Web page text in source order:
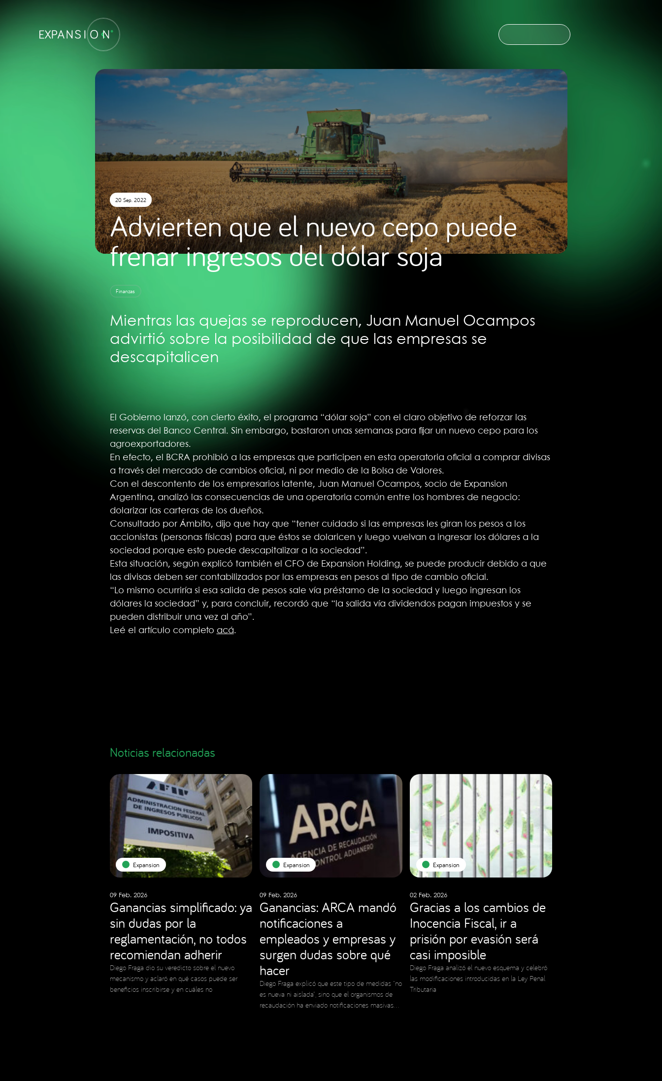
NOTICIAS ESPAÑOL
20 Sep. 2022
Advierten que el nuevo cepo puede
frenar ingresos del dólar soja
Finanzas
Mientras las quejas se reproducen, Juan Manuel Ocampos
advirtió sobre la posibilidad de que las empresas se
descapitalicen
El Gobierno lanzó, con cierto éxito, el programa “dólar soja” con el claro objetivo de reforzar las
reservas del Banco Central. Sin embargo, bastaron unas semanas para fijar un nuevo cepo para los
agroexportadores.
En efecto, el BCRA prohibió a las empresas que participen en esta operatoria oficial a comprar divisas
a través del mercado de cambios oficial, ni por medio de la Bolsa de Valores.
Con el descontento de los empresarios latente, Juan Manuel Ocampos, socio de Expansion
Argentina, analizó las consecuencias de una operatoria común entre los hombres de negocio:
dolarizar las carteras de los dueños.
Consultado por Ámbito, dijo que hay que “tener cuidado si las empresas les giran los pesos a los
accionistas (personas físicas) para que éstos se dolaricen y luego vuelvan a ingresar los dólares a la
sociedad porque esto puede descapitalizar a la sociedad”.
Esta situación, según explicó también el CFO de Expansion Holding, se puede producir debido a que
las divisas deben ser contabilizados por las empresas en pesos al tipo de cambio oficial.
“Lo mismo ocurriría si esa salida de pesos sale vía préstamo de la sociedad y luego ingresan los
dólares la sociedad” y, para concluir, recordó que “la salida vía dividendos pagan impuestos y se
pueden distribuir una vez al año”.
Leé el artículo completo acá.
Noticias relacionadas
Expansion
09 Feb. 2026
Ganancias simplificado: ya
sin dudas por la
reglamentación, no todos
recomiendan adherir
Diego Fraga dio su veredicto sobre el nuevo
mecanismo y aclaró en qué casos puede ser
beneficios inscribirse y en cuáles no
Expansion
09 Feb. 2026
Ganancias: ARCA mandó
notificaciones a
empleados y empresas y
surgen dudas sobre qué
hacer
Diego Fraga explicó que este tipo de medidas “no
es nueva ni aislada”, sino que el organismos de
recaudación ha enviado notificaciones masivas
Expansion
02 Feb. 2026
Gracias a los cambios de
Inocencia Fiscal, ir a
prisión por evasión será
casi imposible
Diego Fraga analizó el nuevo esquema y celebró
las modificaciones introducidas en la Ley Penal
Tributaria